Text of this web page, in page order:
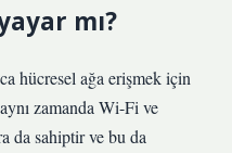
mı?
hücresel ağa erişmek için
zamanda Wi-Fi ve
da sahiptir ve bu da